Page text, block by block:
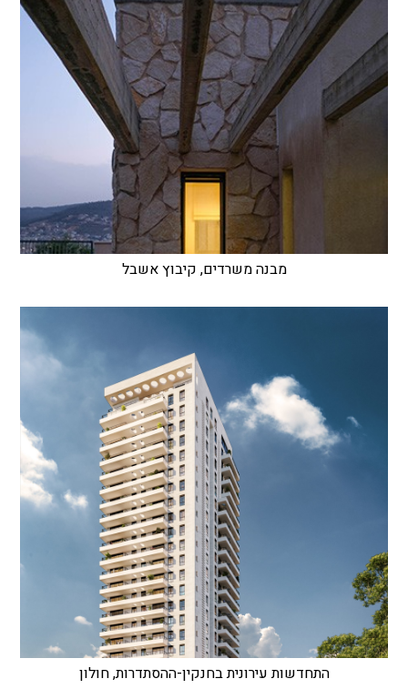
מבנה משרדים, קיבוץ אשבל
התחדשות עירונית בחנקין-ההסתדרות, חולון